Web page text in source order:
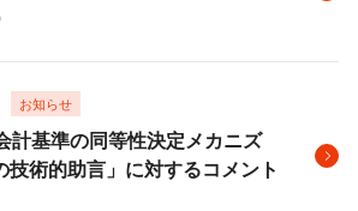
お知らせ
計基準の同等性決定メカニズ
技術的助言」に対するコメント